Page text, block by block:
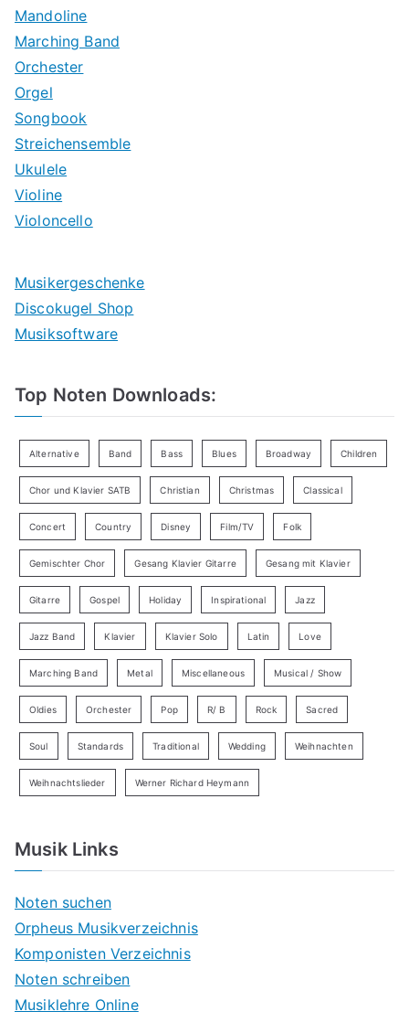
Mandoline
Marching Band
Orchester
Orgel
Songbook
Streichensemble
Ukulele
Violine
Violoncello
Musikergeschenke
Discokugel Shop
Musiksoftware
Top Noten Downloads:
Alternative Band Bass Blues Broadway Children
Chor und Klavier SATB Christian Christmas Classical
Concert Country Disney Film/TV Folk
Gemischter Chor Gesang Klavier Gitarre Gesang mit Klavier
Gitarre Gospel Holiday Inspirational Jazz
Jazz Band Klavier Klavier Solo Latin Love
Marching Band Metal Miscellaneous Musical / Show
Oldies Orchester Pop R/ B Rock Sacred
Soul Standards Traditional Wedding Weihnachten
Weihnachtslieder Werner Richard Heymann
Musik Links
Noten suchen
Orpheus Musikverzeichnis
Komponisten Verzeichnis
Noten schreiben
Musiklehre Online